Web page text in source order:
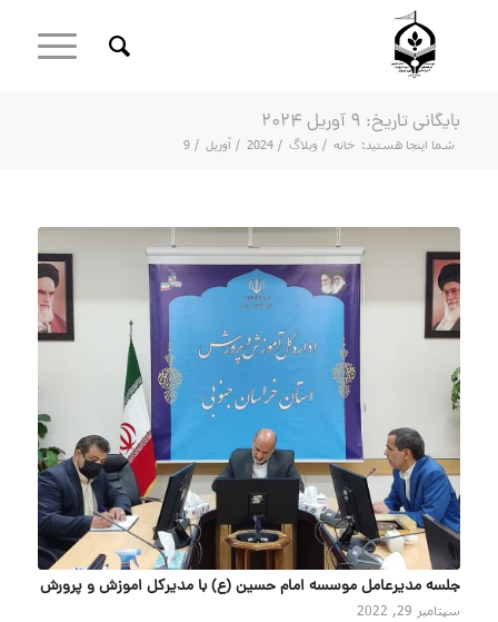
بایگانی تاریخ: 9 آوریل 2024
شما اینجا هستید: خانه / وبلاگ /
2024
/ آوریل /
9
جلسه مدیرعامل موسسه امام حسین (ع) با مدیرکل اموزش و پرورش
سپتامبر 29, 2022